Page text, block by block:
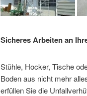
Sicheres Arbeiten an
Stühle, Hocker, Tische
Boden aus nicht mehr
erfüllen Sie die